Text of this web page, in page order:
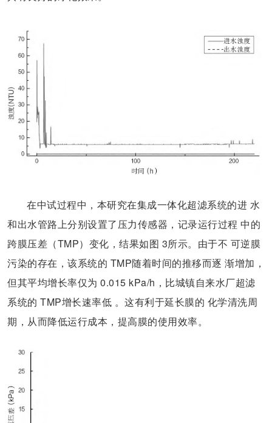
在中试过程中，本研究在集成一体化超滤系统的进 水
和出水管路上分别设置了压力传感器，记录运行过程 中的
跨膜压差（TMP）变化，结果如图 3所示。由于不 可逆膜
污染的存在，该系统的 TMP随着时间的推移而逐 渐增加，
但其平均增长率仅为 0.015 kPa/h，比城镇自来水厂超滤
系统的 TMP增长速率低 。这有利于延长膜的 化学清洗周
期，从而降低运行成本，提高膜的使用效率。